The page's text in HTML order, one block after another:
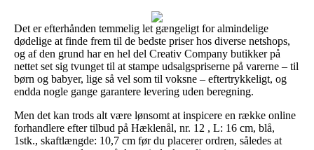
Det er efterhånden temmelig let gængeligt for almindelige
dødelige at finde frem til de bedste priser hos diverse netshops,
og af den grund har en hel del Creativ Company butikker på
nettet set sig tvunget til at stampe udsalgspriserne på varerne – til
børn og babyer, lige så vel som til voksne – eftertrykkeligt, og
endda nogle gange garantere levering uden beregning.
Men det kan trods alt være lønsomt at inspicere en række online
forhandlere efter tilbud på Hæklenål, nr. 12 , L: 16 cm, blå,
1stk., skaftlængde: 10,7 cm før du placerer ordren, således at